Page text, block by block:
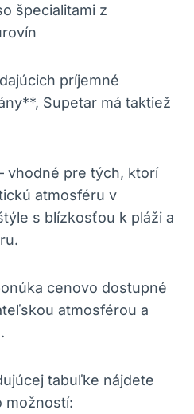
špecialitami z
príjemné
Supetar má taktiež
vhodné pre tých, ktorí
atmosféru v
s blízkosťou k pláži a
cenovo dostupné
atmosférou a
tabuľke nájdete
možností: